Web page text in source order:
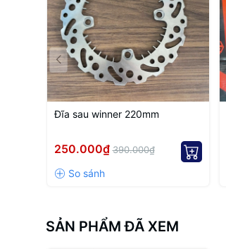
Đĩa sau winner 220mm
250.000₫ 390.000₫
SẢN PHẨM ĐÃ XEM